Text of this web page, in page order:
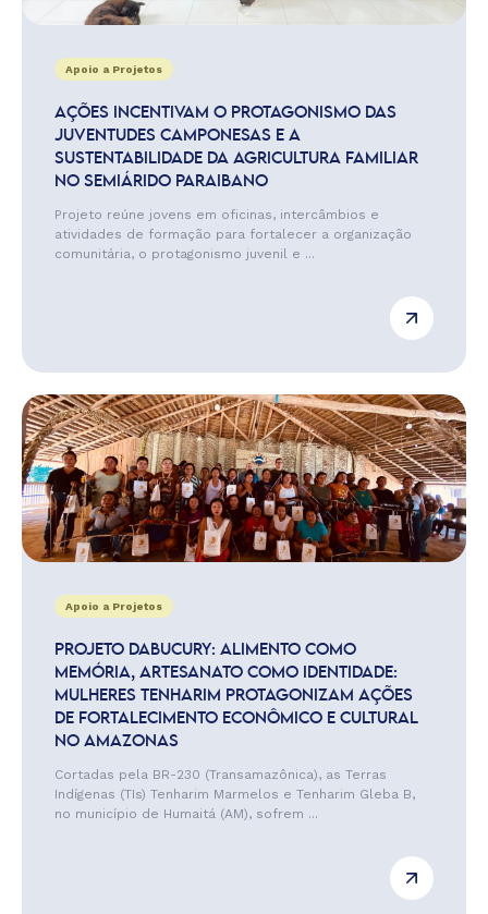
Apoio a Projetos
AÇÕES INCENTIVAM O PROTAGONISMO DAS
JUVENTUDES CAMPONESAS E A
SUSTENTABILIDADE DA AGRICULTURA FAMILIAR
NO SEMIÁRIDO PARAIBANO
Projeto reúne jovens em oficinas, intercâmbios e
atividades de formação para fortalecer a organização
comunitária, o protagonismo juvenil e ...
Apoio a Projetos
PROJETO DABUCURY: ALIMENTO COMO
MEMÓRIA, ARTESANATO COMO IDENTIDADE:
MULHERES TENHARIM PROTAGONIZAM AÇÕES
DE FORTALECIMENTO ECONÔMICO E CULTURAL
NO AMAZONAS
Cortadas pela BR-230 (Transamazônica), as Terras
Indígenas (TIs) Tenharim Marmelos e Tenharim Gleba B,
no município de Humaitá (AM), sofrem ...